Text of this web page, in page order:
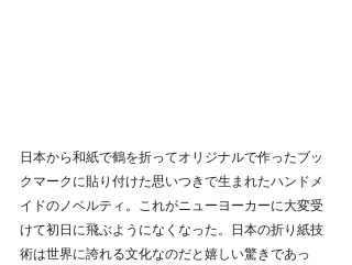
日本から和紙で鶴を折ってオリジナルで作ったブッ
クマークに貼り付けた思いつきで生まれたハンドメ
イドのノベルティ。これがニューヨーカーに大変受
けて初日に飛ぶようになくなった。日本の折り紙技
術は世界に誇れる文化なのだと嬉しい驚きであっ